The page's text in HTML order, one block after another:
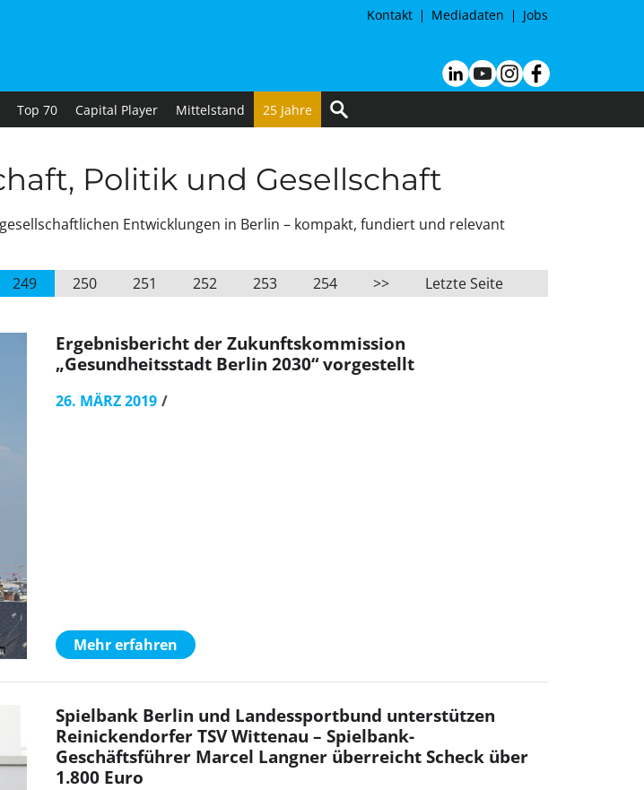
Kontakt Mediadaten Jobs
Top 70 Capital Player Mittelstand 25 Jahre
Politik und Gesellschaft
Entwicklungen in Berlin – kompakt, fundiert und relevant
249 250 251 252 253 254 >> Letzte Seite
Ergebnisbericht der Zukunftskommission
„Gesundheitsstadt Berlin 2030“ vorgestellt
26. MÄRZ 2019
Mehr erfahren
Spielbank Berlin und Landessportbund unterstützen
Reinickendorfer TSV Wittenau – Spielbank-
Geschäftsführer Marcel Langner überreicht Scheck über
1.800 Euro